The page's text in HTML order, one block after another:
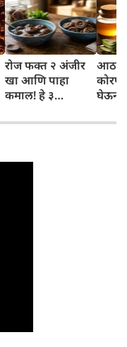
रोज फक्त २ अंजीर
खा आणि पाहा
कमाल! हे ३
तुम्हाला ठाऊक
घेऊन